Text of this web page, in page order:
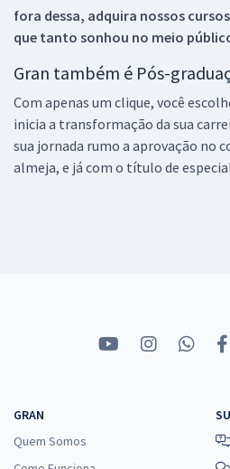
fora dessa, adquira nossos
que tanto sonhou no meio
Gran também é Pós-
Com apenas um clique, você
inicia a transformação da sua
sua jornada rumo a aprovação no
almeja, e já com o título de
GRAN
Quem Somos